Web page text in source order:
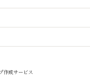
作成サービス